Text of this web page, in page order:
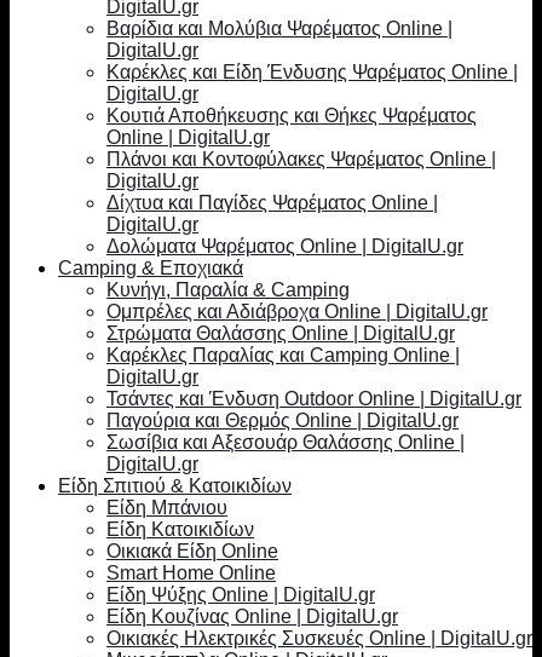
DigitalU.gr
Βαρίδια και Μολύβια Ψαρέματος Online |
DigitalU.gr
Καρέκλες και Είδη Ένδυσης Ψαρέματος Online |
DigitalU.gr
Κουτιά Αποθήκευσης και Θήκες Ψαρέματος
Online | DigitalU.gr
Πλάνοι και Κοντοφύλακες Ψαρέματος Online |
DigitalU.gr
Δίχτυα και Παγίδες Ψαρέματος Online |
DigitalU.gr
Δολώματα Ψαρέματος Online | DigitalU.gr
Camping & Εποχιακά
Κυνήγι, Παραλία & Camping
Ομπρέλες και Αδιάβροχα Online | DigitalU.gr
Στρώματα Θαλάσσης Online | DigitalU.gr
Καρέκλες Παραλίας και Camping Online |
DigitalU.gr
Τσάντες και Ένδυση Outdoor Online | DigitalU.gr
Παγούρια και Θερμός Online | DigitalU.gr
Σωσίβια και Αξεσουάρ Θαλάσσης Online |
DigitalU.gr
Είδη Σπιτιού & Κατοικιδίων
Είδη Μπάνιου
Είδη Κατοικιδίων
Οικιακά Είδη Online
Smart Home Online
Είδη Ψύξης Online | DigitalU.gr
Είδη Κουζίνας Online | DigitalU.gr
Οικιακές Ηλεκτρικές Συσκευές Online | DigitalU.gr